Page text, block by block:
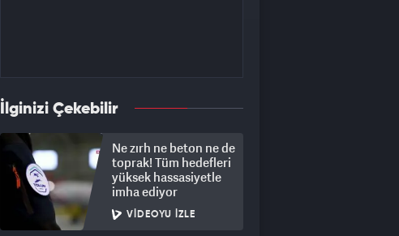
İlginizi Çekebilir
Ne zırh ne beton ne de
toprak! Tüm hedefleri
yüksek hassasiyetle
imha ediyor
VIDEOYU İZLE